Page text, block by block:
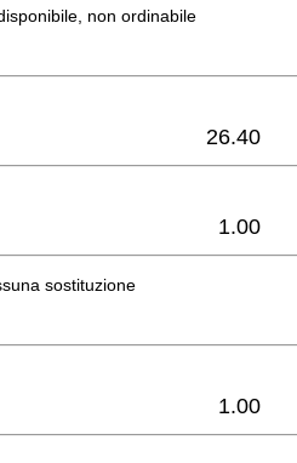
non ordinabile
26.40
1.00
sostituzione
1.00